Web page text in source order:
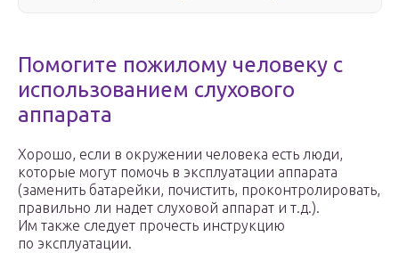
Помогите пожилому человеку с
использованием слухового
аппарата
Хорошо, если в окружении человека есть люди,
которые могут помочь в эксплуатации аппарата
(заменить батарейки, почистить, проконтролировать,
правильно ли надет слуховой аппарат и т.д.).
Им также следует прочесть инструкцию
по эксплуатации.